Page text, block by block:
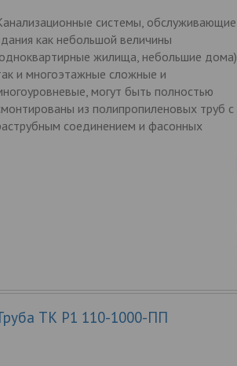
системы, обслуживающие
как небольшой величины
жилища, небольшие дома),
и многоэтажные сложные и
могут быть полностью
из полипропиленовых труб с
соединением и фасонных
ТК Р1 110-1000-ПП